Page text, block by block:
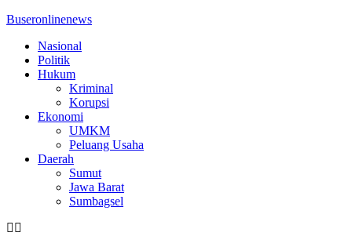
Buseronlinenews
Nasional
Politik
Hukum
Kriminal
Korupsi
Ekonomi
UMKM
Peluang Usaha
Daerah
Sumut
Jawa Barat
Sumbagsel